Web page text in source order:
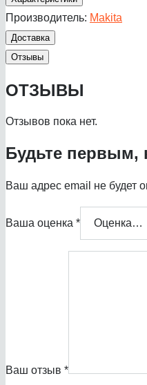
Производитель: Makita
Доставка
Отзывы
ОТЗЫВЫ
Отзывов пока нет.
Будьте первым,
Ваш адрес email не будет
Ваша оценка *
Ваш отзыв *